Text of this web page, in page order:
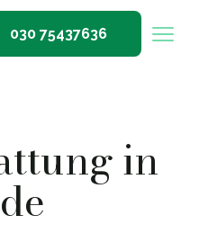
030 75437636
in